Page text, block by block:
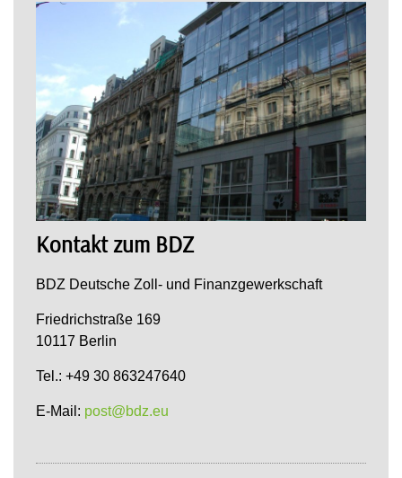
Kontakt zum BDZ
BDZ Deutsche Zoll- und Finanzgewerkschaft
Friedrichstraße 169
10117 Berlin
Tel.: +49 30 863247640
E-Mail: post@bdz.eu